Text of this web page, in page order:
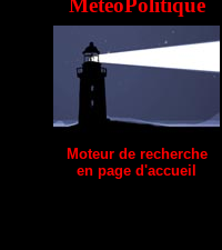
MétéoPolitique
Moteur de recherche
en page d'accueil